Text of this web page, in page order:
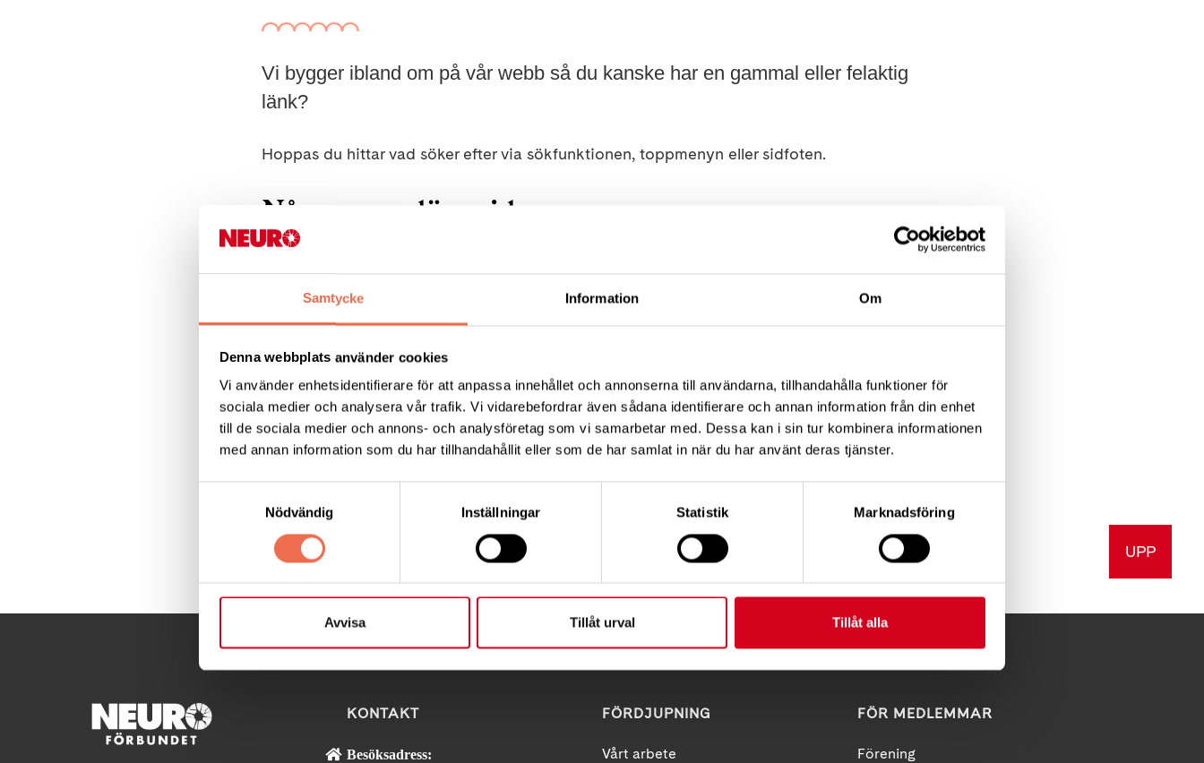
Samtycke Information Om
Denna webbplats använder cookies
Vi använder enhetsidentifierare för att anpassa innehållet och annonserna till användarna, tillhandahålla funktioner för
sociala medier och analysera vår trafik. Vi vidarebefordrar även sådana identifierare och annan information från din enhet
till de sociala medier och annons- och analysföretag som vi samarbetar med. Dessa kan i sin tur kombinera informationen
med annan information som du har tillhandahållit eller som de har samlat in när du har använt deras tjänster.
Nödvändig
Inställningar Statistik Marknadsföring
Avvisa Tillåt urval Tillåt alla
Vi bygger ibland om på vår webb så du kanske har en gammal eller felaktig
länk?
Hoppas du hittar vad söker efter via sökfunktionen, toppmenyn eller sidfoten.
Några populära sidor:
Om oss
MS - multipel skleros Polyneuropati
Vårt arbete Förening
Dela denna sida: Skriv ut UPP
KONTAKT
Besöksadress:
FÖRDJUPNING
Vårt arbete
FÖR MEDLEMMAR
Förening